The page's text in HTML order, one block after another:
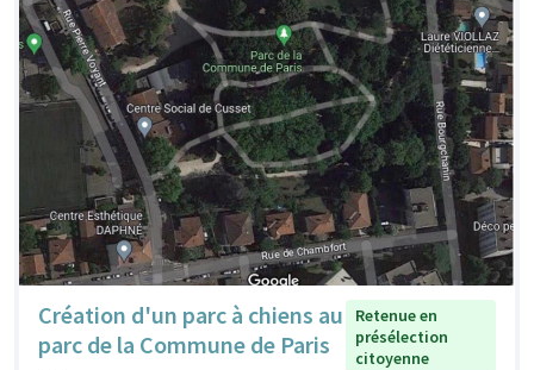
Création d'un parc à chiens au
parc de la Commune de Paris
Retenue en
présélection
citoyenne